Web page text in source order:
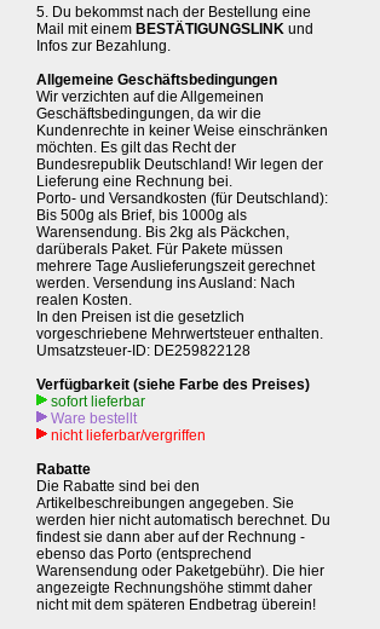
5. Du bekommst nach der Bestellung eine
Mail mit einem BESTÄTIGUNGSLINK und
Infos zur Bezahlung.
Allgemeine Geschäftsbedingungen
Wir verzichten auf die Allgemeinen
Geschäftsbedingungen, da wir die
Kundenrechte in keiner Weise einschränken
möchten. Es gilt das Recht der
Bundesrepublik Deutschland! Wir legen der
Lieferung eine Rechnung bei.
Porto- und Versandkosten (für Deutschland):
Bis 500g als Brief, bis 1000g als
Warensendung. Bis 2kg als Päckchen,
darüberals Paket. Für Pakete müssen
mehrere Tage Auslieferungszeit gerechnet
werden. Versendung ins Ausland: Nach
realen Kosten.
In den Preisen ist die gesetzlich
vorgeschriebene Mehrwertsteuer enthalten.
Umsatzsteuer-ID: DE259822128
Verfügbarkeit (siehe Farbe des Preises)
sofort lieferbar
Ware bestellt
nicht lieferbar/vergriffen
Rabatte
Die Rabatte sind bei den
Artikelbeschreibungen angegeben. Sie
werden hier nicht automatisch berechnet. Du
findest sie dann aber auf der Rechnung -
ebenso das Porto (entsprechend
Warensendung oder Paketgebühr). Die hier
angezeigte Rechnungshöhe stimmt daher
nicht mit dem späteren Endbetrag überein!